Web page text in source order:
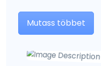
Mutass többet